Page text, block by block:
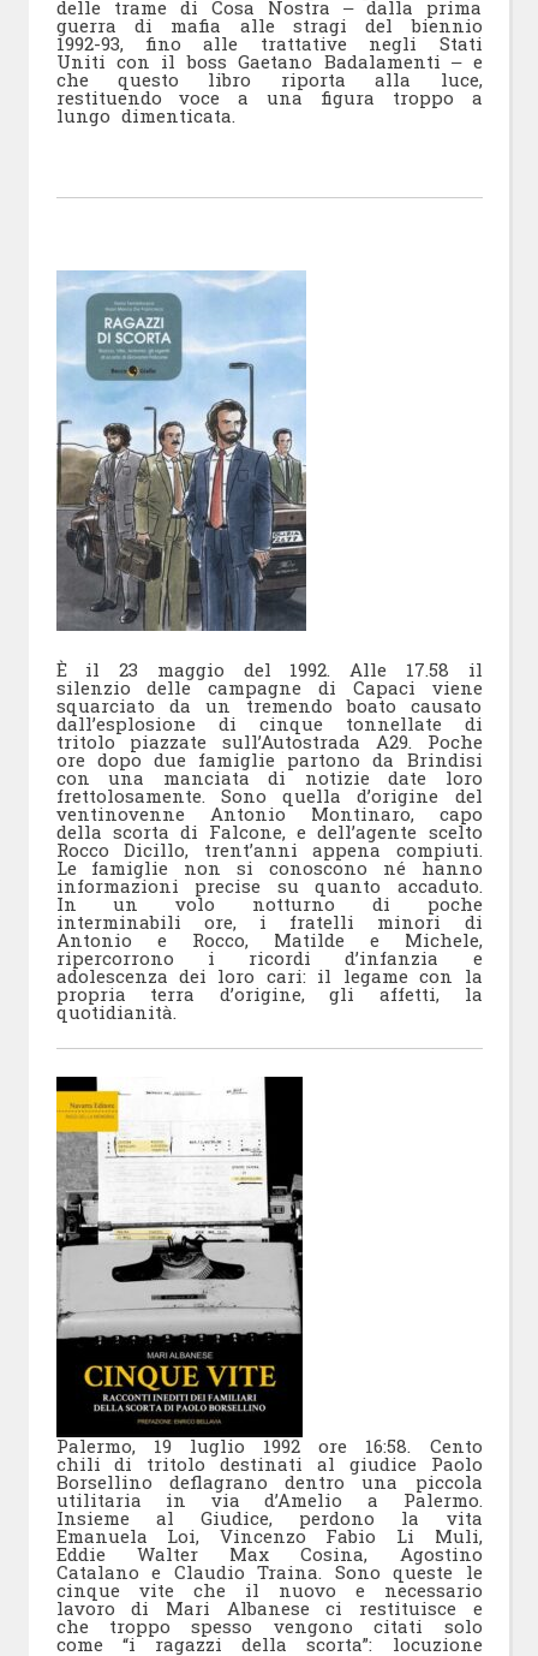
delle trame di Cosa Nostra ‒ dalla prima
guerra di mafia alle stragi del biennio
1992-93, fino alle trattative negli Stati
Uniti con il boss Gaetano Badalamenti ‒ e
che questo libro riporta alla luce,
restituendo voce a una figura troppo a
lungo dimenticata.
È il 23 maggio del 1992. Alle 17.58 il
silenzio delle campagne di Capaci viene
squarciato da un tremendo boato causato
dall’esplosione di cinque tonnellate di
tritolo piazzate sull’Autostrada A29. Poche
ore dopo due famiglie partono da Brindisi
con una manciata di notizie date loro
frettolosamente. Sono quella d’origine del
ventinovenne Antonio Montinaro, capo
della scorta di Falcone, e dell’agente scelto
Rocco Dicillo, trent’anni appena compiuti.
Le famiglie non si conoscono né hanno
informazioni precise su quanto accaduto.
In un volo notturno di poche
interminabili ore, i fratelli minori di
Antonio e Rocco, Matilde e Michele,
ripercorrono i ricordi d’infanzia e
adolescenza dei loro cari: il legame con la
propria terra d’origine, gli affetti, la
quotidianità.
Palermo, 19 luglio 1992 ore 16:58. Cento
chili di tritolo destinati al giudice Paolo
Borsellino deflagrano dentro una piccola
utilitaria in via d’Amelio a Palermo.
Insieme al Giudice, perdono la vita
Emanuela Loi, Vincenzo Fabio Li Muli,
Eddie Walter Max Cosina, Agostino
Catalano e Claudio Traina. Sono queste le
cinque vite che il nuovo e necessario
lavoro di Mari Albanese ci restituisce e
che troppo spesso vengono citati solo
come “i ragazzi della scorta”: locuzione